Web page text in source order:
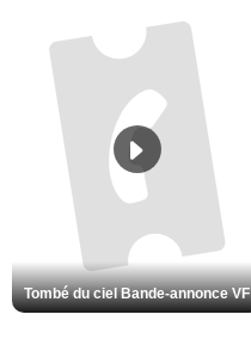
Tombé du ciel Bande-annonce VF